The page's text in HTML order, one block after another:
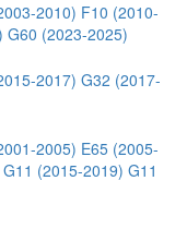
2010) F10 (2010-
G60 (2023-2025)
2017) G32 (2017-
2005) E65 (2005-
G11 (2015-2019) G11